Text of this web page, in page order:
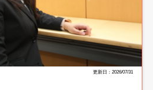
更新日：2026/07/31